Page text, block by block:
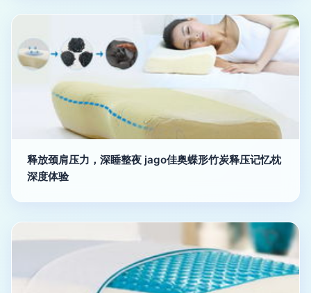
释放颈肩压力，深睡整夜 jago佳奥蝶形竹炭释压记忆枕
深度体验